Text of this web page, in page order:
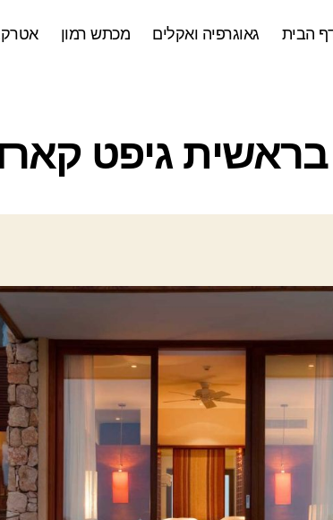
הבית גאוגרפיה ואקלים מכתש רמון
ק
ט
ר
בראשית גיפט